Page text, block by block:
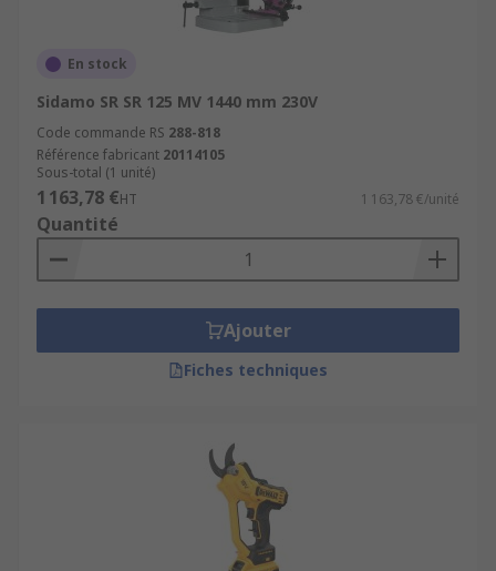
En stock
Sidamo SR SR 125 MV 1440 mm 230V
Code commande RS 288-818
Référence fabricant 20114105
Sous-total (1 unité)
1 163,78 €HT 1 163,78 €/unité
Quantité
Ajouter
Fiches techniques